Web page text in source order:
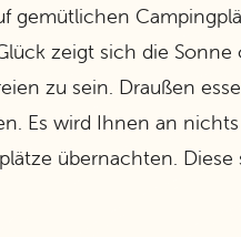
gemütlichen
zeigt sich die Sonne
zu sein. Draußen
Es wird Ihnen an
übernachten.